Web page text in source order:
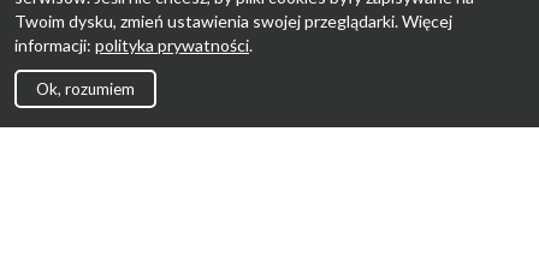
Twoim dysku, zmień ustawienia swojej przeglądarki. Więcej
informacji: polityka prywatności.
Ok, rozumiem